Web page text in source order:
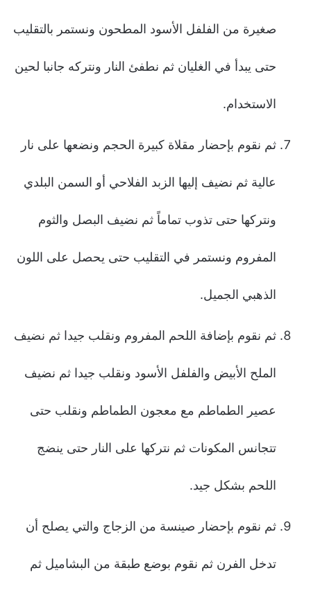
صغيرة من الفلفل الأسود المطحون ونستمر بالتقليب
حتى يبدأ في الغليان ثم نطفئ النار ونتركه جانبا لحين
الاستخدام.
ثم نقوم بإحضار مقلاة كبيرة الحجم ونضعها على نار
عالية ثم نضيف إليها الزبد الفلاحي أو السمن البلدي
ونتركها حتى تذوب تماماً ثم نضيف البصل والثوم
المفروم ونستمر في التقليب حتى يحصل على اللون
الذهبي الجميل.
ثم نقوم بإضافة اللحم المفروم ونقلب جيدا ثم نضيف
الملح الأبيض والفلفل الأسود ونقلب جيدا ثم نضيف
عصير الطماطم مع معجون الطماطم ونقلب حتى
تتجانس المكونات ثم نتركها على النار حتى ينضج
اللحم بشكل جيد.
ثم نقوم بإحضار صينسة من الزجاج والتي يصلح أن
تدخل الفرن ثم نقوم بوضع طبقة من البشاميل ثم